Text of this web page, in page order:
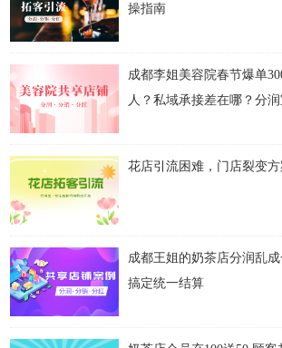
操指南
成都李姐美容院春节爆单
人？私域承接差在哪？分
花店引流困难，门店裂变
成都王姐的奶茶店分润乱
搞定统一结算